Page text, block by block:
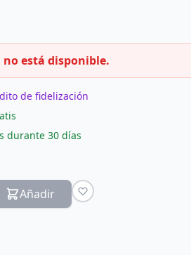
no está disponible.
de fidelización
durante 30 días
Añadir